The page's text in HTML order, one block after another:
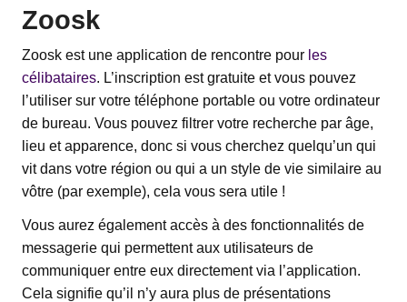
Zoosk
Zoosk est une application de rencontre pour les
célibataires. L’inscription est gratuite et vous pouvez
l’utiliser sur votre téléphone portable ou votre ordinateur
de bureau. Vous pouvez filtrer votre recherche par âge,
lieu et apparence, donc si vous cherchez quelqu’un qui
vit dans votre région ou qui a un style de vie similaire au
vôtre (par exemple), cela vous sera utile !
Vous aurez également accès à des fonctionnalités de
messagerie qui permettent aux utilisateurs de
communiquer entre eux directement via l’application.
Cela signifie qu’il n’y aura plus de présentations